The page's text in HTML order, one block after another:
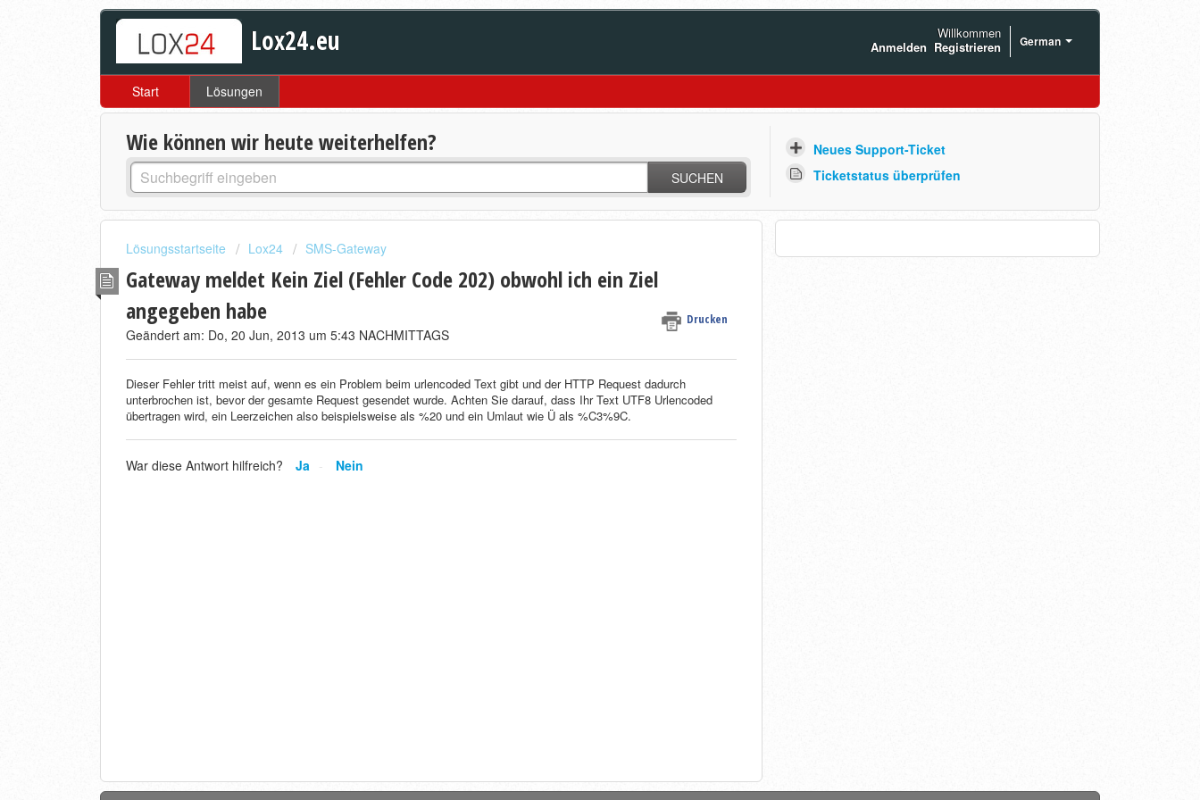
Lox24.eu German
Willkommen
Anmelden Registrieren
Start Lösungen
Wie können wir heute weiterhelfen?
SUCHEN
Neues Support-Ticket
Ticketstatus überprüfen
Lösungsstartseite Lox24 SMS-Gateway
Gateway meldet Kein Ziel (Fehler Code 202) obwohl ich ein Ziel
angegeben habe
Drucken
Geändert am: Do, 20 Jun, 2013 um 5:43 NACHMITTAGS
Dieser Fehler tritt meist auf, wenn es ein Problem beim urlencoded Text gibt und der HTTP Request dadurch
unterbrochen ist, bevor der gesamte Request gesendet wurde. Achten Sie darauf, dass Ihr Text UTF8 Urlencoded
übertragen wird, ein Leerzeichen also beispielsweise als %20 und ein Umlaut wie Ü als %C3%9C.
War diese Antwort hilfreich? Ja Nein